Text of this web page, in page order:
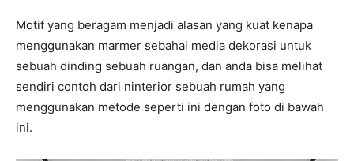
Motif yang beragam menjadi alasan yang kuat kenapa
menggunakan marmer sebahai media dekorasi untuk
sebuah dinding sebuah ruangan, dan anda bisa melihat
sendiri contoh dari ninterior sebuah rumah yang
menggunakan metode seperti ini dengan foto di bawah
ini.